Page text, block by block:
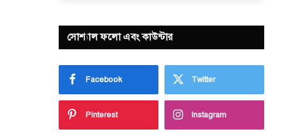
সোশ্যাল ফলো এবং কাউন্টার
Facebook Twitter
Pinterest Instagram